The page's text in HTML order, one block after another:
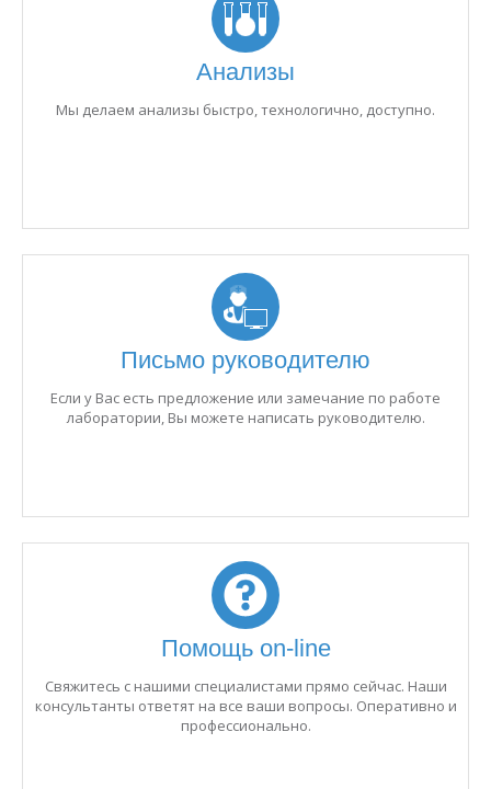
Анализы
Мы делаем анализы быстро, технологично, доступно.
Письмо руководителю
Если у Вас есть предложение или замечание по работе
лаборатории, Вы можете написать руководителю.
Помощь on-line
Свяжитесь с нашими специалистами прямо сейчас. Наши
консультанты ответят на все ваши вопросы. Оперативно и
профессионально.